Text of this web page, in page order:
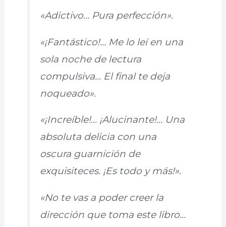
«Adictivo… Pura perfección».
«¡Fantástico!… Me lo leí en una
sola noche de lectura
compulsiva… El final te deja
noqueado».
«¡Increíble!… ¡Alucinante!… Una
absoluta delicia con una
oscura guarnición de
exquisiteces. ¡Es todo y más!».
«No te vas a poder creer la
dirección que toma este libro…